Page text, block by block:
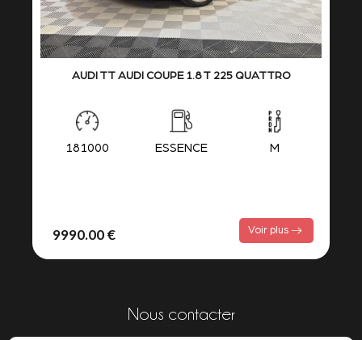
AUDI TT AUDI COUPE 1.8 T 225 QUATTRO
181000 ESSENCE M
9990.00 € Voir plus
Nous contacter